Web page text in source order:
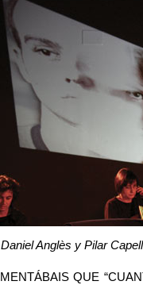
Daniel Anglès y Pilar
QUE